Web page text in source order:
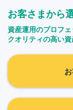
お客さまから
資産運用のプロフ
クオリティの高い